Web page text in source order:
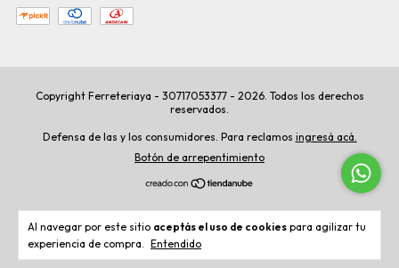
Al navegar por este sitio aceptás el uso de cookies para agilizar tu
experiencia de compra. Entendido
Copyright Ferreteriaya - 30717053377 - 2026. Todos los derechos
reservados.
Defensa de las y los consumidores. Para reclamos ingresá acá.
Botón de arrepentimiento